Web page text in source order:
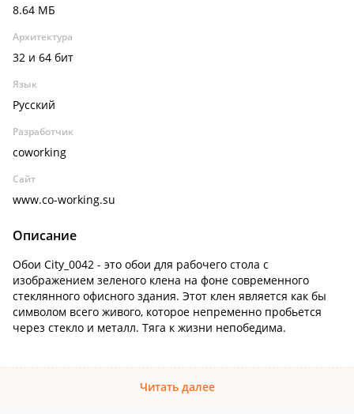
8.64 МБ
Архитектура
32 и 64 бит
Язык
Русский
Разработчик
coworking
Сайт
www.co-working.su
Описание
Обои City_0042 - это обои для рабочего стола с
изображением зеленого клена на фоне современного
стеклянного офисного здания. Этот клен является как бы
символом всего живого, которое непременно пробьется
через стекло и металл. Тяга к жизни непобедима.
Читать далее